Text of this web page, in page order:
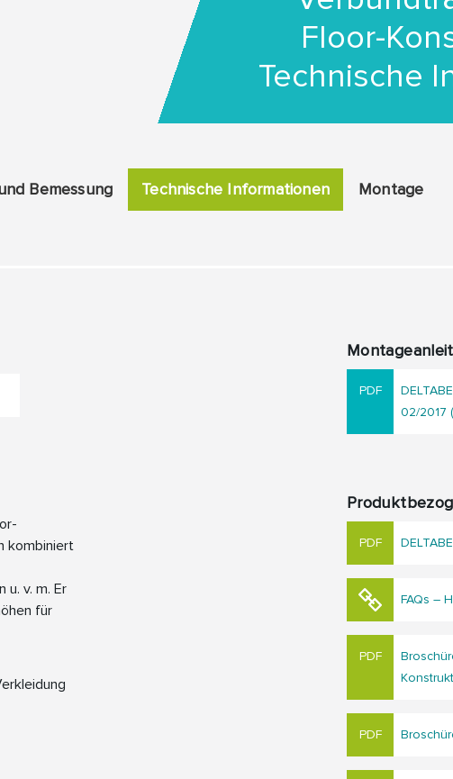
Floor-
Technische
Bemessung Technische Informationen Montage
kombiniert
v. m. Er
für
02/2017
FAQs –